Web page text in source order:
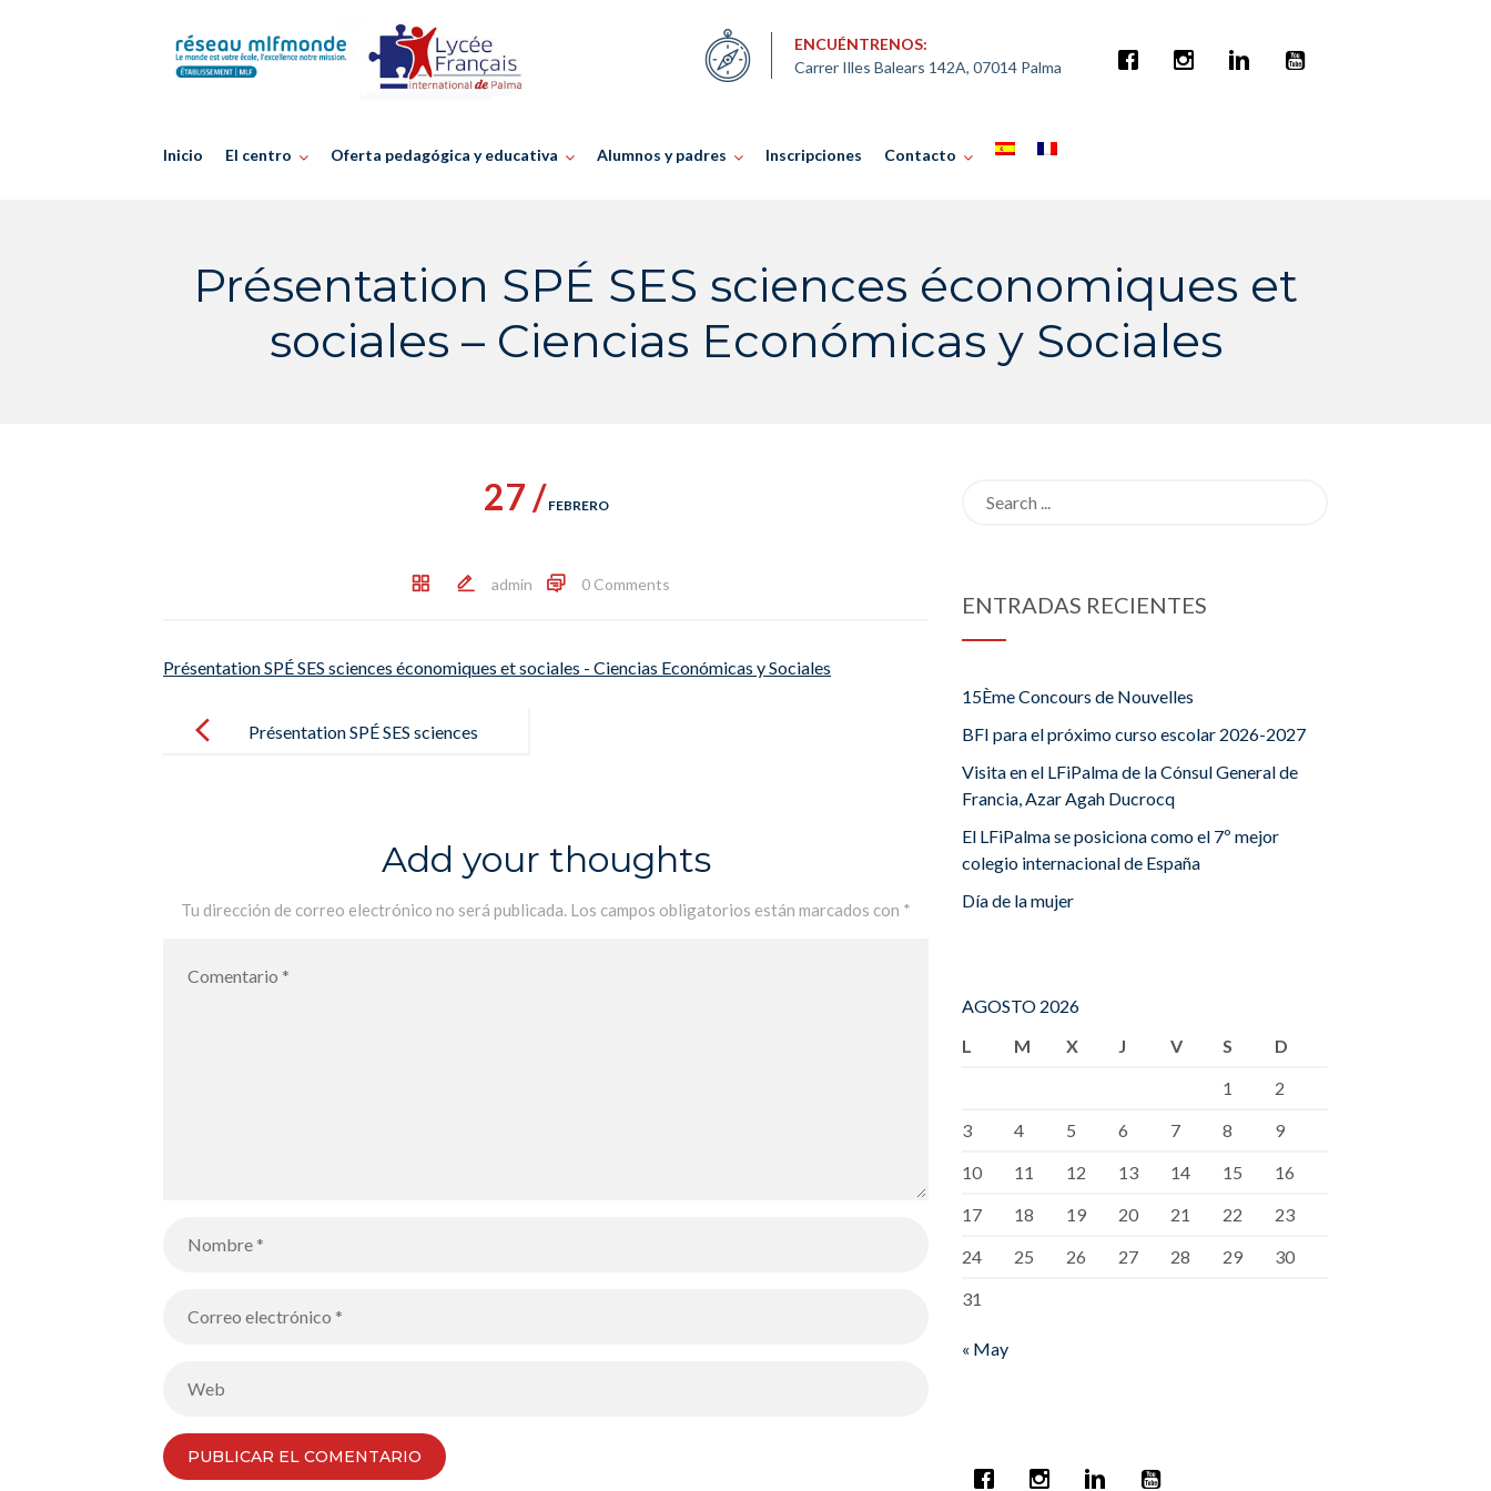
ENCUÉNTRENOS:
Carrer Illes Balears 142A, 07014 Palma
Inicio El centro Oferta pedagógica y educativa Alumnos y padres Inscripciones Contacto
Présentation SPÉ SES sciences économiques et
sociales – Ciencias Económicas y Sociales
27 / FEBRERO
admin 0 Comments
Présentation SPÉ SES sciences économiques et sociales - Ciencias Económicas y Sociales
navigation
Présentation SPÉ SES sciences
Add your thoughts
Tu dirección de correo electrónico no será publicada. Los campos obligatorios están marcados con *
ENTRADAS RECIENTES
15Ème Concours de Nouvelles
BFI para el próximo curso escolar 2026-2027
Visita en el LFiPalma de la Cónsul General de
Francia, Azar Agah Ducrocq
El LFiPalma se posiciona como el 7º mejor
colegio internacional de España
Día de la mujer
AGOSTO 2026
L
M X J V S
D
1
2
3
4 5 6 7 8
9
10
11 12 13 14 15
16
17
18 19 20 21 22
23
24
25 26 27 28 29
30
31
« May